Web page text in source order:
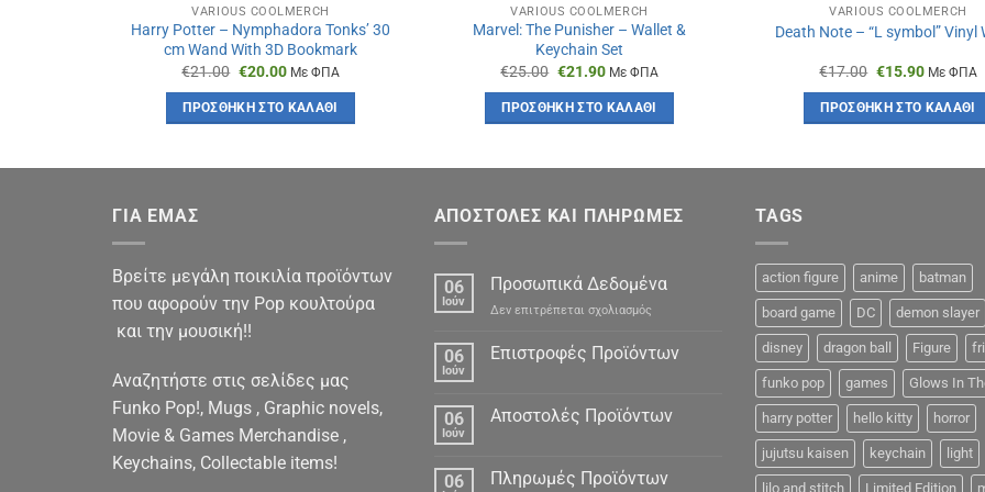
VARIOUS COOLMERCH
Harry Potter – Nymphadora Tonks’ 30
cm Wand With 3D Bookmark
€21.00 Original
was:
€21.00.
€20.00Η
τιμή
είναι:
Με ΦΠΑ
ΠΡΟΣΘΉΚΗ ΣΤΟ ΚΑΛΆΘΙ
VARIOUS COOLMERCH
Marvel: The Punisher – Wallet &
Keychain Set
€25.00 Original
was:
€25.00.
€21.90Η
τιμή
είναι:
Με ΦΠΑ
ΠΡΟΣΘΉΚΗ ΣΤΟ ΚΑΛΆΘΙ
VARIOUS COOLMERCH
Death Note – “L symbol” Vinyl
€17.00 Original
was:
€17.00.
€15.90Η
τιμή
είναι:
Με ΦΠΑ
ΠΡΟΣΘΉΚΗ ΣΤΟ ΚΑΛΆΘΙ
ΓΙΑ ΕΜΑΣ
Βρείτε μεγάλη ποικιλία προϊόντων
που αφορούν την Pop κουλτούρα
και την μουσική!!
Αναζητήστε στις σελίδες μας
Funko Pop!, Mugs , Graphic novels,
Movie & Games Merchandise ,
Keychains, Collectable items!
ΑΠΟΣΤΟΛΕΣ ΚΑΙ ΠΛΗΡΩΜΕΣ
06
Ιούν
Προσωπικά Δεδομένα
Δεν επιτρέπεται σχολιασμόςστο
Δεδομένα
06
Ιούν
Επιστροφές Προϊόντων
06
Ιούν
Αποστολές Προϊόντων
06 Πληρωμές Προϊόντων
TAGS
action figure anime batman
board game DC demon slayer
disney dragon ball Figure
funko pop games Glows In
harry potter hello kitty horror
jujutsu kaisen keychain light
lilo and stitch Limited Edition